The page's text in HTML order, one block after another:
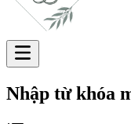
Nhập từ khóa